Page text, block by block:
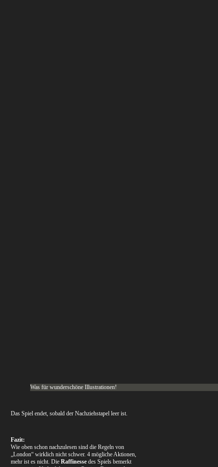
Was für wunderschöne Illustrationen!
Das Spiel endet, sobald der Nachziehstapel leer ist.
Fazit:
Wie oben schon nachzulesen sind die Regeln von
„London“ wirklich nicht schwer. 4 mögliche Aktionen,
mehr ist es nicht. DieRaffinesse des Spiels bemerkt